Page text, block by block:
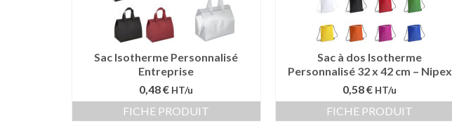
Sac Isotherme Personnalisé
Entreprise
0,48 € HT/u
FICHE PRODUIT
Sac à dos Isotherme
Personnalisé 32 x 42 cm – Nipex
0,58 € HT/u
FICHE PRODUIT